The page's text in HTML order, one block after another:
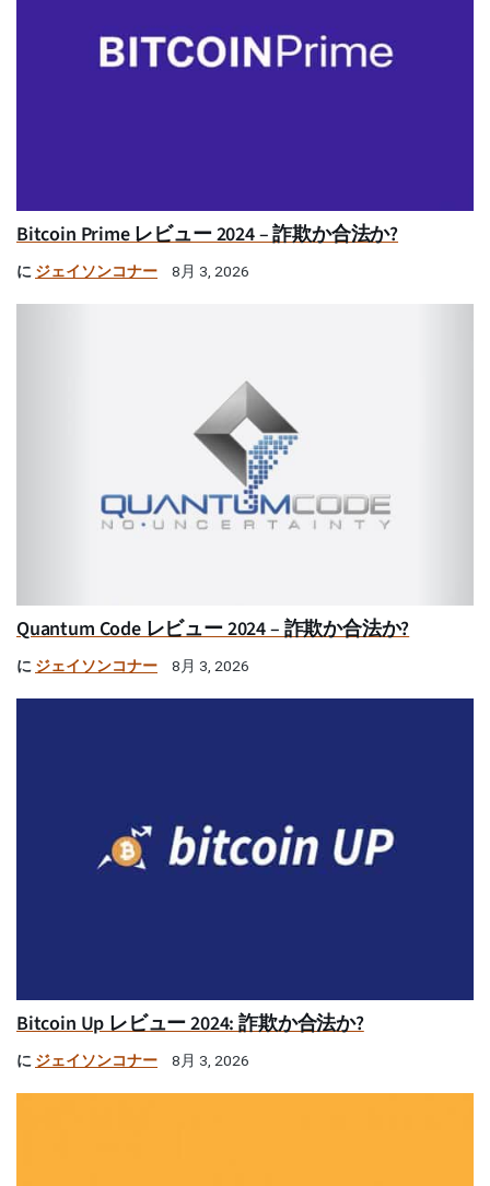
Bitcoin Prime レビュー 2024 – 詐欺か合法か?
に ジェイソンコナー 8月 3, 2026
Quantum Code レビュー 2024 – 詐欺か合法か?
に ジェイソンコナー 8月 3, 2026
Bitcoin Up レビュー 2024: 詐欺か合法か?
に ジェイソンコナー 8月 3, 2026